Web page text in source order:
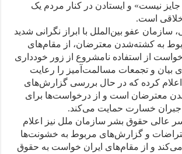
نیست» و ایستادن در کنار مردم یک
است.
سازمان عفو بین‌الملل با ابراز نگرانی شدید
به کشته‌شدن معترضان، از مقام‌های
از استفاده نامشروع از زور خودداری
بیان و تجمعات مسالمت‌آمیز را رعایت
اعلام کرده که در حال بررسی گزارش‌های
معترضان است و از درخواست‌ها برای
خسارت حمایت می‌کند.
عالی حقوق بشر سازمان ملل نیز اعلام
و گزارش‌های مربوط به خشونت‌ها
می‌کند و از مقام‌های ایران خواست به حقوق